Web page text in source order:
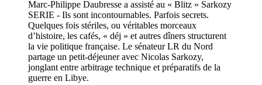
SERIE - Ils sont incontournables. Parfois secrets.
Quelques fois stériles, ou véritables morceaux
d’histoire, les cafés, « déj » et autres dîners structurent
la vie politique française. Le sénateur LR du Nord
partage un petit-déjeuner avec Nicolas Sarkozy,
jonglant entre arbitrage technique et préparatifs de la
guerre en Libye.